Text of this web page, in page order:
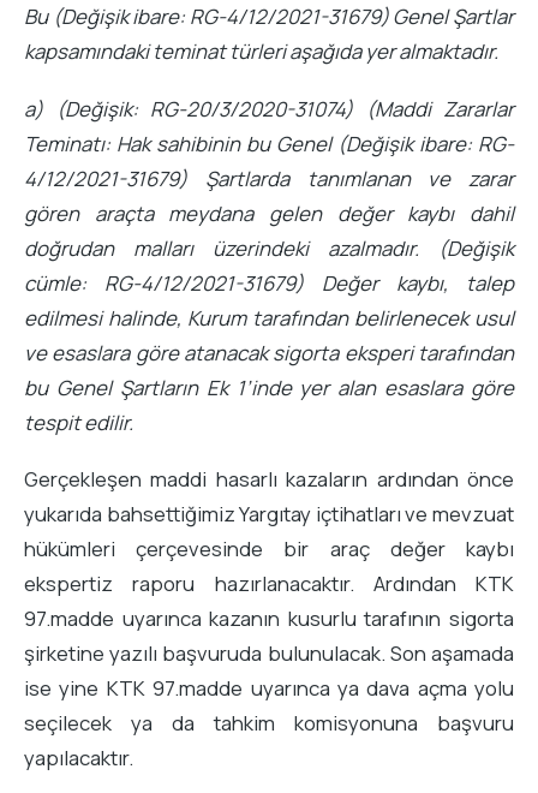
Bu (Değişik ibare: RG-4/12/2021-31679) Genel Şartlar
kapsamındaki teminat türleri aşağıda yer almaktadır.
a) (Değişik: RG-20/3/2020-31074) (Maddi Zararlar
Teminatı: Hak sahibinin bu Genel (Değişik ibare: RG-
4/12/2021-31679) Şartlarda tanımlanan ve zarar
gören araçta meydana gelen değer kaybı dahil
doğrudan malları üzerindeki azalmadır. (Değişik
cümle: RG-4/12/2021-31679) Değer kaybı, talep
edilmesi halinde, Kurum tarafından belirlenecek usul
ve esaslara göre atanacak sigorta eksperi tarafından
bu Genel Şartların Ek 1’inde yer alan esaslara göre
tespit edilir.
Gerçekleşen maddi hasarlı kazaların ardından önce
yukarıda bahsettiğimiz Yargıtay içtihatları ve mevzuat
hükümleri çerçevesinde bir araç değer kaybı
ekspertiz raporu hazırlanacaktır. Ardından KTK
97.madde uyarınca kazanın kusurlu tarafının sigorta
şirketine yazılı başvuruda bulunulacak. Son aşamada
ise yine KTK 97.madde uyarınca ya dava açma yolu
seçilecek ya da tahkim komisyonuna başvuru
yapılacaktır.